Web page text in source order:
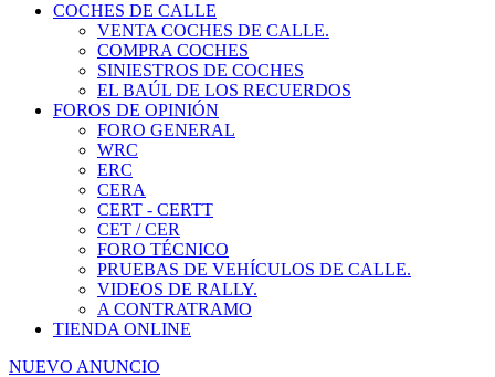
COCHES DE CALLE
VENTA COCHES DE CALLE.
COMPRA COCHES
SINIESTROS DE COCHES
EL BAÚL DE LOS RECUERDOS
FOROS DE OPINIÓN
FORO GENERAL
WRC
ERC
CERA
CERT - CERTT
CET / CER
FORO TÉCNICO
PRUEBAS DE VEHÍCULOS DE CALLE.
VIDEOS DE RALLY.
A CONTRATRAMO
TIENDA ONLINE
NUEVO ANUNCIO